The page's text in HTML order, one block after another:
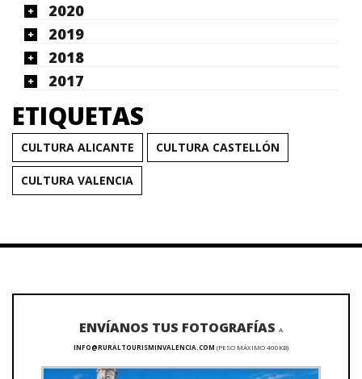
2020
2019
2018
2017
ETIQUETAS
CULTURA ALICANTE CULTURA CASTELLÓN
CULTURA VALENCIA
ENVÍANOS TUS FOTOGRAFÍAS A
INFO@RURALTOURISMINVALENCIA.COM (PESO MÁXIMO 400KB)